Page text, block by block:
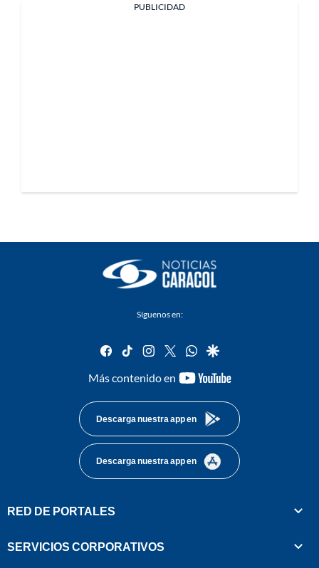
PUBLICIDAD
Síguenos en:
facebook
tiktok instagram
twitterwhatsapp
google
Más contenido en
youtube-
Descarga nuestra app en
Descarga nuestra app en
RED DE PORTALES
SERVICIOS CORPORATIVOS